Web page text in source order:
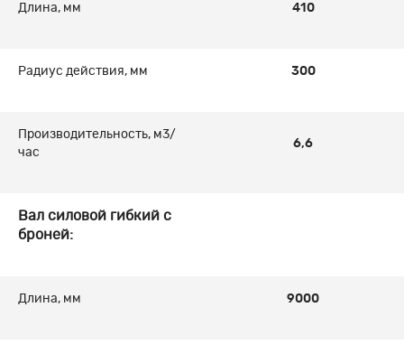
Длина, мм 410
Радиус действия, мм 300
Производительность, м3/
час
6,6
Вал силовой гибкий с
броней:
Длина, мм 9000